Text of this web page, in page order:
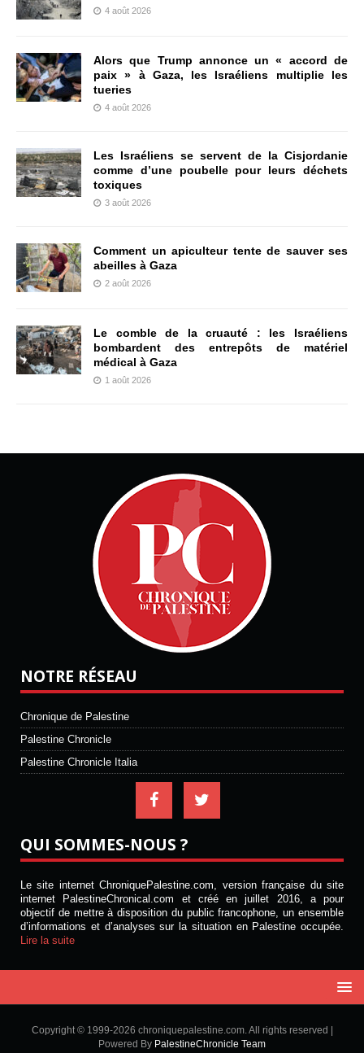
4 août 2026
Alors que Trump annonce un « accord de
paix » à Gaza, les Israéliens multiplie les
tueries
4 août 2026
Les Israéliens se servent de la Cisjordanie
comme d’une poubelle pour leurs déchets
toxiques
3 août 2026
Comment un apiculteur tente de sauver ses
abeilles à Gaza
2 août 2026
Le comble de la cruauté : les Israéliens
bombardent des entrepôts de matériel
médical à Gaza
1 août 2026
NOTRE RÉSEAU
Chronique de Palestine
Palestine Chronicle
Palestine Chronicle Italia
QUI SOMMES-NOUS ?
Le site internet ChroniquePalestine.com, version française du site
internet PalestineChronical.com et créé en juillet 2016, a pour
objectif de mettre à disposition du public francophone, un ensemble
d’informations et d’analyses sur la situation en Palestine occupée.
Lire la suite
Copyright © 1999-2026 chroniquepalestine.com. All rights reserved |
Powered By PalestineChronicle Team